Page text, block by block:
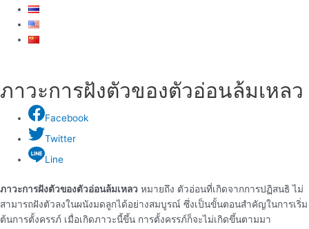
ภาวะการฝังตัวของตัวอ่อนล้มเหลว
Facebook
Twitter
Line
ภาวะการฝังตัวของตัวอ่อนล้มเหลว หมายถึง ตัวอ่อนที่เกิดจากการปฏิสนธิ ไม่
สามารถฝังตัวลงในผนังมดลูกได้อย่างสมบูรณ์ ซึ่งเป็นขั้นตอนสำคัญในการเริ่ม
ต้นการตั้งครรภ์ เมื่อเกิดภาวะนี้ขึ้น การตั้งครรภ์ก็จะไม่เกิดขึ้นตามมา